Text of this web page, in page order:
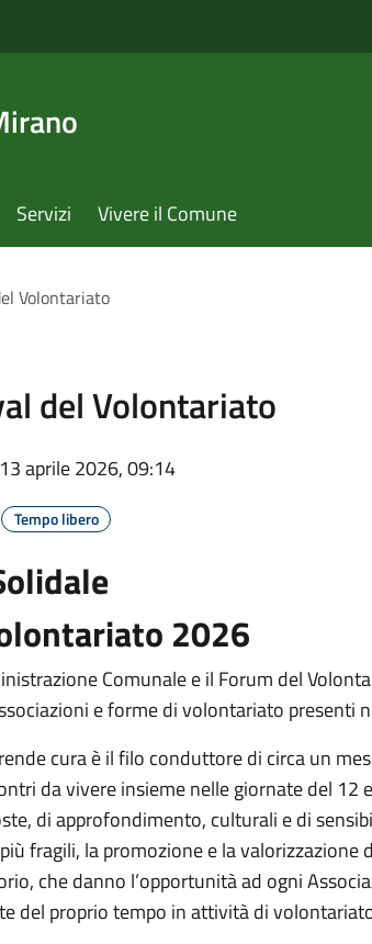
Servizi Vivere il Comune
Volontariato
del Volontariato
aprile 2026, 09:14
Tempo libero
2026
Comunale e il Forum del
e forme di volontariato presenti
cura è il filo conduttore di circa un
da vivere insieme nelle giornate del
di approfondimento, culturali e di
fragili, la promozione e la
che danno l’opportunità ad ogni
del proprio tempo in attività di